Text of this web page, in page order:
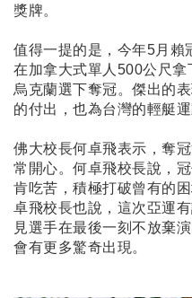
獎牌。
值得一提的是，今年5月賴
在加拿大式單人500公尺
烏克蘭選下奪冠。傑出的
的付出，也為台灣的輕艇運
佛大校長何卓飛表示，奪
常開心。何卓飛校長說，
肯吃苦，積極打破曾有的
卓飛校長也說，這次亞運
見選手在最後一刻不放棄
會有更多驚奇出現。